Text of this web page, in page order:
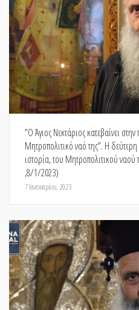
”Ο Άγιος Νεκτάριος κατεβαίνει στην
Μητροπολιτικό ναό της”. Η
ιστορία, του Μητροπολιτικού ναού
,8/1/2023)
7 Ιανουαρίου, 2023